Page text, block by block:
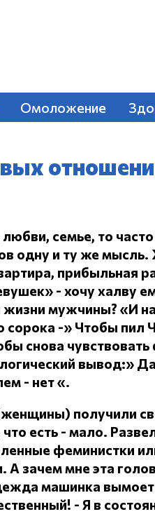
Омоложение
семье, то
одну и ту же мысль.
прибыльная
- хочу халву
жизни мужчины? «И
сорока -» Чтобы пил
снова
вывод:»
- нет «.
получили
есть - мало.
феминистки
А зачем мне эта
машинка
- Я в